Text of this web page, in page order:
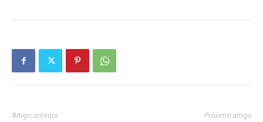
Artigo anterior Próximo artigo